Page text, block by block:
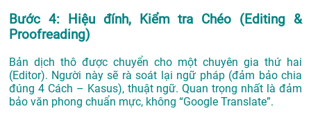
Bước 4: Hiệu đính, Kiểm tra Chéo (Editing &
Proofreading)
Bản dịch thô được chuyển cho một chuyên gia thứ hai
(Editor). Người này sẽ rà soát lại ngữ pháp (đảm bảo chia
đúng 4 Cách – Kasus), thuật ngữ. Quan trọng nhất là đảm
bảo văn phong chuẩn mực, không “Google Translate”.